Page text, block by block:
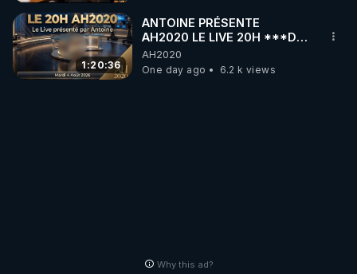
1:20:36
ANTOINE PRÉSENTE
AH2020 LE LIVE 20H ***DU
04/08/2026*** 📷LE
GRAND RÉVEIL EST EN
MARCHE 📷
AH2020
One day ago
6.2 k views
Why this ad?